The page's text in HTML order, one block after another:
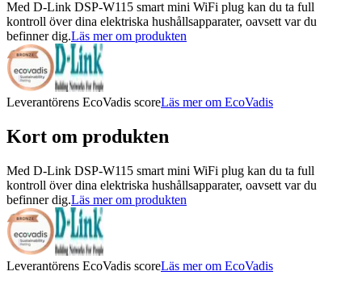
Med D-Link DSP-W115 smart mini WiFi plug kan du ta full
kontroll över dina elektriska hushållsapparater, oavsett var du
befinner dig.Läs mer om produkten
Leverantörens EcoVadis scoreLäs mer om EcoVadis
Kort om produkten
Med D-Link DSP-W115 smart mini WiFi plug kan du ta full
kontroll över dina elektriska hushållsapparater, oavsett var du
befinner dig.Läs mer om produkten
Leverantörens EcoVadis scoreLäs mer om EcoVadis